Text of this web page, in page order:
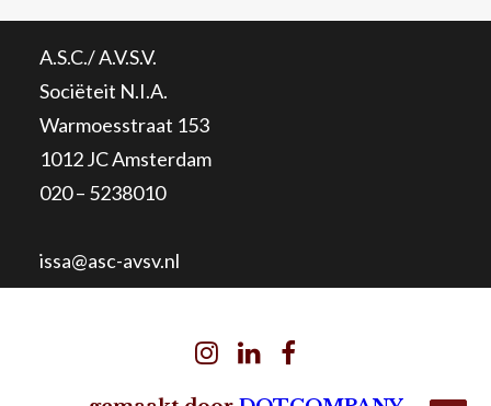
A.S.C./ A.V.S.V.
Sociëteit N.I.A.
Warmoesstraat 153
1012 JC Amsterdam
020 – 5238010
issa@asc-avsv.nl